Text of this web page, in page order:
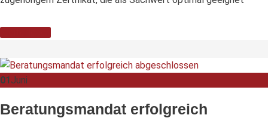
01Juni
Beratungsmandat erfolgreich